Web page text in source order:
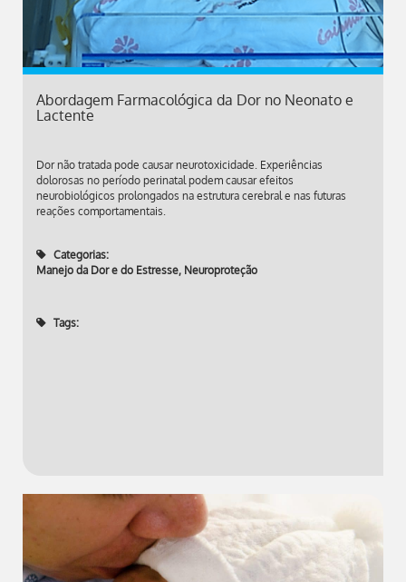
Abordagem Farmacológica da Dor no Neonato e
Lactente
Dor não tratada pode causar neurotoxicidade. Experiências
dolorosas no período perinatal podem causar efeitos
neurobiológicos prolongados na estrutura cerebral e nas futuras
reações comportamentais.
Categorias:
Manejo da Dor e do Estresse, Neuroproteção
Tags: